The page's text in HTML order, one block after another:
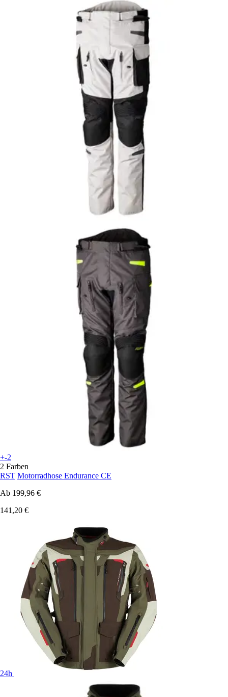
+-2
2 Farben
RST Motorradhose Endurance CE
Ab 199,96 €
141,20 €
24h